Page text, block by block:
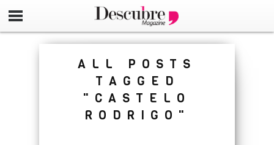
google-site-
ALL POSTS
TAGGED
"CASTELO
RODRIGO"